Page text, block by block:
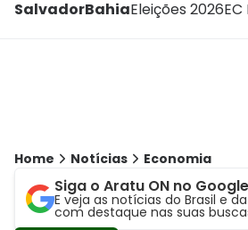
SalvadorBahiaEleições 2026
Home Notícias Economia
Siga o Aratu ON no Google
E veja as notícias do Brasil e
com destaque nas suas